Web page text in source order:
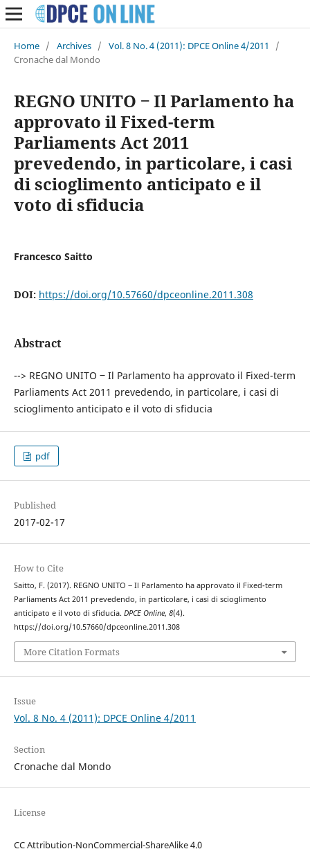
Home / Archives / Vol. 8 No. 4 (2011): DPCE Online 4/2011
/
Cronache dal Mondo
REGNO UNITO ‒ Il Parlamento ha
approvato il Fixed-term
Parliaments Act 2011
prevedendo, in particolare, i casi
di scioglimento anticipato e il
voto di sfiducia
Francesco Saitto
DOI: https://doi.org/10.57660/dpceonline.2011.308
Abstract
--> REGNO UNITO ‒ Il Parlamento ha approvato il Fixed-term
Parliaments Act 2011 prevedendo, in particolare, i casi di
scioglimento anticipato e il voto di sfiducia
pdf
Published
2017-02-17
How to Cite
Saitto, F. (2017). REGNO UNITO ‒ Il Parlamento ha approvato il Fixed-term
Parliaments Act 2011 prevedendo, in particolare, i casi di scioglimento
anticipato e il voto di sfiducia. DPCE Online, 8(4).
https://doi.org/10.57660/dpceonline.2011.308
More Citation Formats
Issue
Vol. 8 No. 4 (2011): DPCE Online 4/2011
Section
Cronache dal Mondo
License
CC Attribution-NonCommercial-ShareAlike 4.0